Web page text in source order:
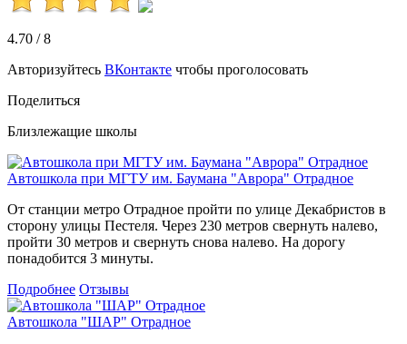
4.70 /8
Авторизуйтесь ВКонтакте чтобы проголосовать
Поделиться
Близлежащие школы
Автошкола при МГТУ им. Баумана "Аврора" Отрадное
От станции метро Отрадное пройти по улице Декабристов в
сторону улицы Пестеля. Через 230 метров свернуть налево,
пройти 30 метров и свернуть снова налево. На дорогу
понадобится 3 минуты.
Подробнее Отзывы
Автошкола "ШАР" Отрадное